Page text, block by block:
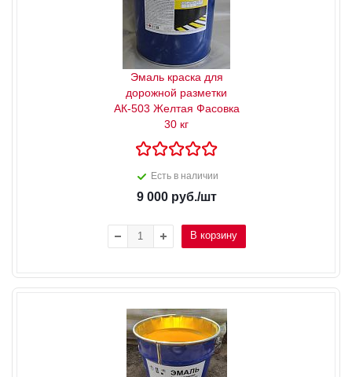
Эмаль краска для
дорожной разметки
АК-503 Желтая Фасовка
30 кг
Есть в наличии
9 000руб./шт
В корзину